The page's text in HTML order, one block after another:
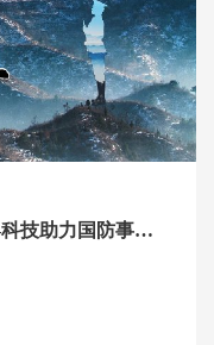
飞天光电边境防护解决方案——科技助力国防事业！